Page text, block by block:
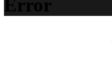
Error